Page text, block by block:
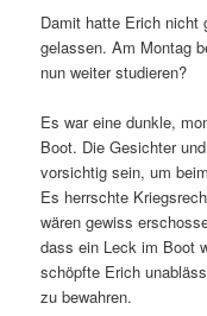
Damit hatte Erich nicht
gelassen. Am Montag
nun weiter studieren?
Es war eine dunkle,
Boot. Die Gesichter
vorsichtig sein, um
Es herrschte
wären gewiss
dass ein Leck im Boot
schöpfte Erich
zu bewahren.